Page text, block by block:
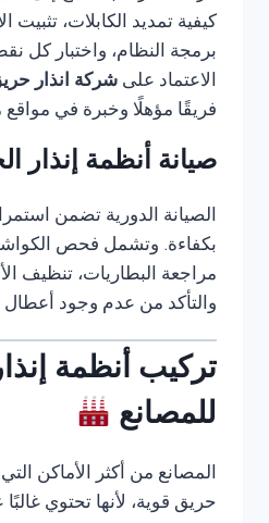
كيفية تمديد الكابلات، تثبيت
برمجة النظام، واختبار كل
الاعتماد على شركة انذار
فريقًا مؤهلًا وخبرة في مواقع
صيانة أنظمة إنذار
الصيانة الدورية تضمن
بكفاءة. وتشمل فحص
مراجعة البطاريات، تنظيف
والتأكد من عدم وجود
تركيب أنظمة
للمصانع
المصانع من أكثر الأماكن
حريق قوية، لأنها تحتوي